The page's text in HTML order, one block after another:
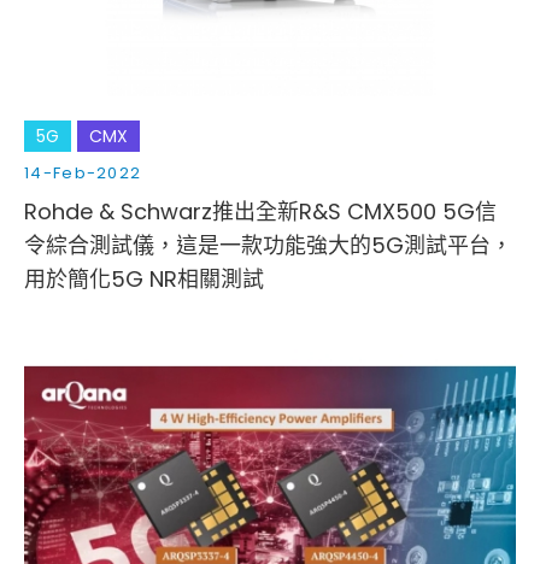
5G CMX
14-Feb-2022
Rohde & Schwarz推出全新R&S CMX500 5G信
令綜合測試儀，這是一款功能強大的5G測試平台，
用於簡化5G NR相關測試